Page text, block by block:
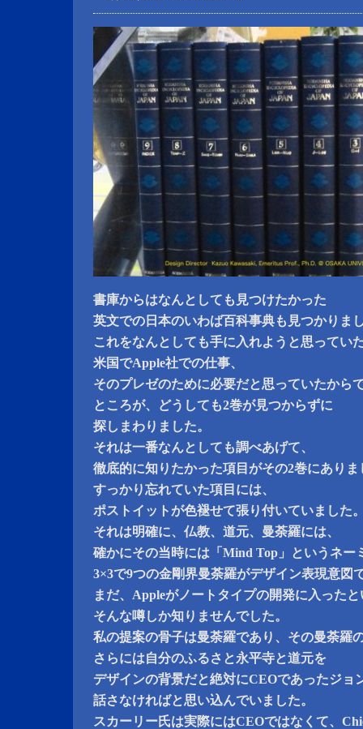
書庫からはなんとしても見つけたかった
英文での日本のいわば百科事典も見つかりま
これをなんとしても手に入れようと思ってい
米国でApple社での仕事、
そのプレゼのために必要だと思っていたから
ところが、どうしても2巻が見つからずに
探しまわりました。
それは一番なんとしても調べあげて、
徹底的に知りたかった項目がその2巻にありま
すっかり忘れていた項目には、
ポストイットが色褪せて張り付いていました
それは明確に、仏教、道元、曼荼羅には、
確かにその当時には「Mind Top」というネー
3×3で9つの金剛界曼荼羅がデザイン表現意図
まだ、Appleがノートタイプの開発に入ったと
そんな噂しか知りませんでした。
私の提案の骨子は曼荼羅であり、その曼荼羅
さらには自分のふるさと永平寺と道元を
デザインの背景だと絶対にCEOであったジョ
話さなければと思い込んでいました。
スカーリー氏は実際にはCEOではなくて、